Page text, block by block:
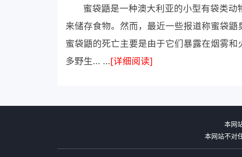
蜜袋鼯是一种澳大利亚的小型有袋类
来储存食物。然而，最近一些报道称蜜袋鼯
蜜袋鼯的死亡主要是由于它们暴露在烟雾
多野生... ...[详细阅读]
本网
本网站不对